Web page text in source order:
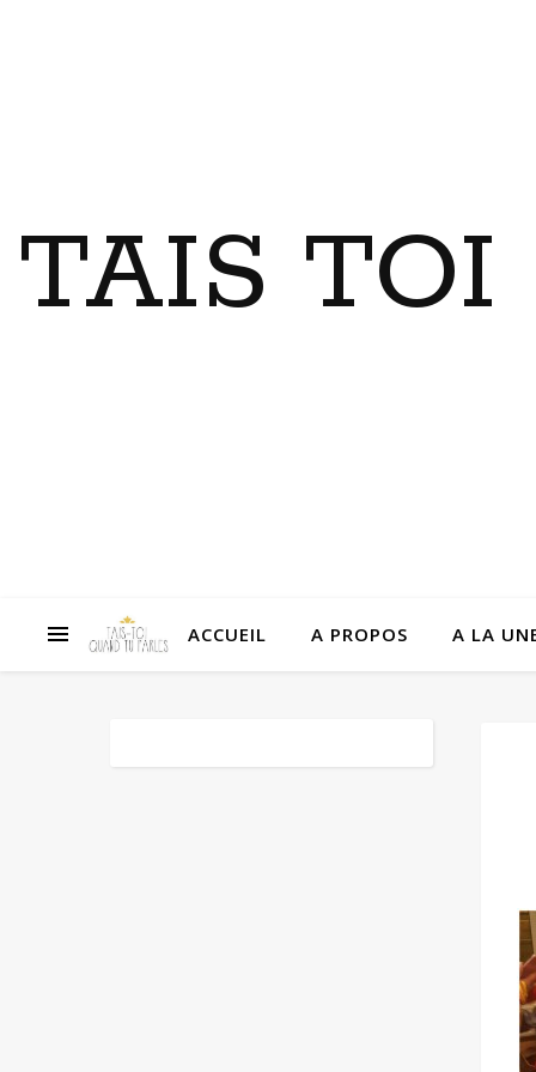
TAIS TOI
ACCUEIL A PROPOS A LA